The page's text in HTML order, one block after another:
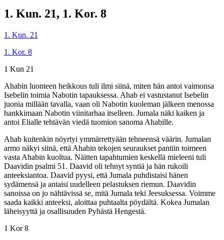
1. Kun. 21, 1. Kor. 8
1. Kun. 21
1. Kor. 8
1 Kun 21
Ahabin luonteen heikkous tuli ilmi siinä, miten hän antoi vaimonsa
Isebelin toimia Nabotin tapauksessa. Ahab ei vastustanut Isebelin
juonia millään tavalla, vaan oli Nabotin kuoleman jälkeen menossa
hankkimaan Nabotin viinitarhaa itselleen. Jumala näki kaiken ja
antoi Elialle tehtävän viedä tuomion sanoma Ahabille.
Ahab kuitenkin nöyrtyi ymmärrettyään tehneensä väärin. Jumalan
armo näkyi siinä, että Ahabin tekojen seuraukset pantiin toimeen
vasta Ahabin kuoltua. Näitten tapahtumien keskellä mieleeni tuli
Daavidin psalmi 51. Daavid oli tehnyt syntiä ja hän rukoili
anteeksiantoa. Daavid pyysi, että Jumala puhdistaisi hänen
sydämensä ja antaisi uudelleen pelastuksen riemun. Daavidin
sanoissa on jo nähtävissä se, mitä Jumala teki Jeesuksessa. Voimme
saada kaikki anteeksi, aloittaa puhtaalta pöydältä. Kokea Jumalan
läheisyyttä ja osallisuuden Pyhästä Hengestä.
1 Kor 8